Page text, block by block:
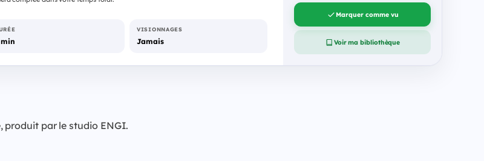
VISIONNAGES
Jamais
Marquer comme vu
Voir ma bibliothèque
produit par le studio ENGI.